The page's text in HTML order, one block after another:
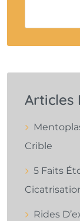
Articles
Crible
5 Faits
Rides